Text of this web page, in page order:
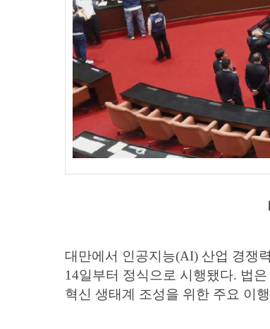
대만에서 인공지능(AI) 산업 경쟁
14일부터 정식으로 시행됐다. 법
혁신 생태계 조성을 위한 주요 이